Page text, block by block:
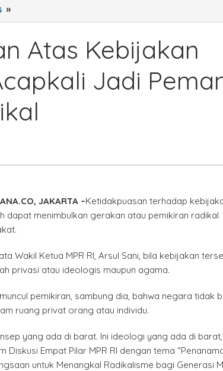
»
Atas
Pemerintah
Jadi
Pemantik
Gerakan
Radikal
Atas Kebijakan
Jadi
JAKARTA –Ketidakpuasan terhadap
dapat menimbulkan gerakan atau pemikiran radikal
Wakil Ketua MPR RI, Arsul Sani, bila kebijakan
privasi atau ideologis maupun agama.
pemikiran, sambung dia, bahwa negara tidak
ruang privat orang atau individu.
yang ada di barat. Ini ideologi yang ada di
Diskusi Empat Pilar MPR RI dengan tema
untuk Menangkal Radikalisme bagi Generasi